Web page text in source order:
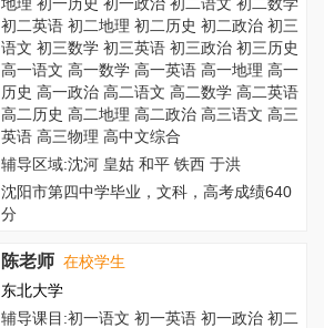
初二英语 初二地理 初二历史 初二政治 初三
语文 初三数学 初三英语 初三政治 初三历史
高一语文 高一数学 高一英语 高一地理 高一
历史 高一政治 高二语文 高二数学 高二英语
高二历史 高二地理 高二政治 高三语文 高三
英语 高三物理 高中文综合
辅导区域:沈河 皇姑 和平 铁西 于洪
沈阳市第四中学毕业，文科，高考成绩640
分
陈老师 在校学生
东北大学
辅导课目:初一语文 初一英语 初一政治 初二